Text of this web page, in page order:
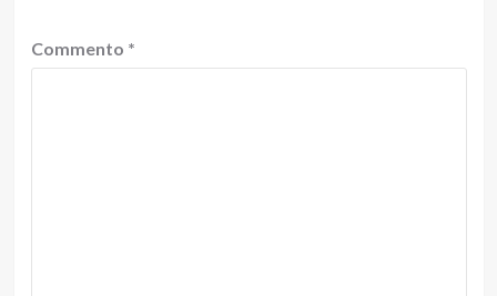
Commento *